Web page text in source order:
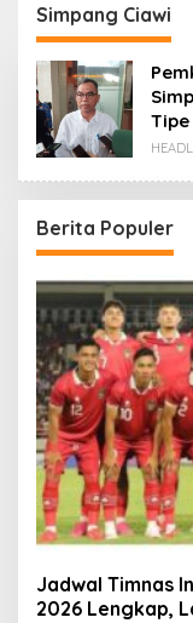
Simpang Ciawi
Tipe
Berita Populer
Jadwal Timnas
2026 Lengkap,